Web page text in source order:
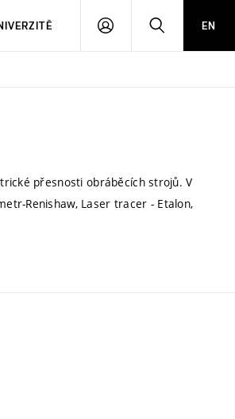
PŘIHLÁSIT HLEDATEN
přesnosti obráběcích strojů. V
Renishaw, Laser tracer - Etalon,